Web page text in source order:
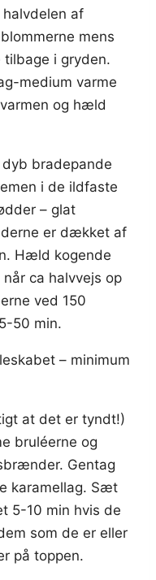
af
mens
i gryden.
medium varme
og hæld
bradepande
i de ildfaste
– glat
er dækket af
Hæld kogende
ca halvvejs op
ved 150
50 min.
– minimum
at det er tyndt!)
bruléerne og
Gentag
karamellag. Sæt
5-10 min hvis de
som de er eller
på toppen.